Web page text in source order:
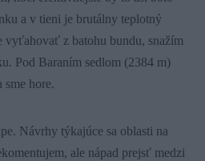
a v tieni je brutálny teplotný
vyťahovať z batohu bundu, snažím
Pod Baraním sedlom (2384 m)
sme hore.
Návrhy týkajúce sa oblasti na
ale nápad prejsť medzi